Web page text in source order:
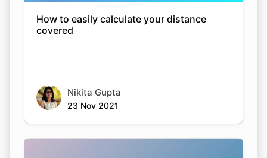
How to easily calculate your distance
covered
Nikita Gupta
23 Nov 2021